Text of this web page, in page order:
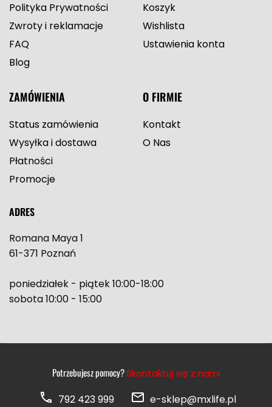
Polityka Prywatności
Zwroty i reklamacje
FAQ
Blog
Koszyk
Wishlista
Ustawienia konta
ZAMÓWIENIA
Status zamówienia
Wysyłka i dostawa
Płatności
Promocje
O FIRMIE
Kontakt
O Nas
ADRES
Romana Maya 1
61-371 Poznań
poniedziałek - piątek 10:00-18:00
sobota 10:00 - 15:00
Potrzebujesz pomocy?Skontaktuj się z nami
792 423 999 e-sklep@mxlife.pl